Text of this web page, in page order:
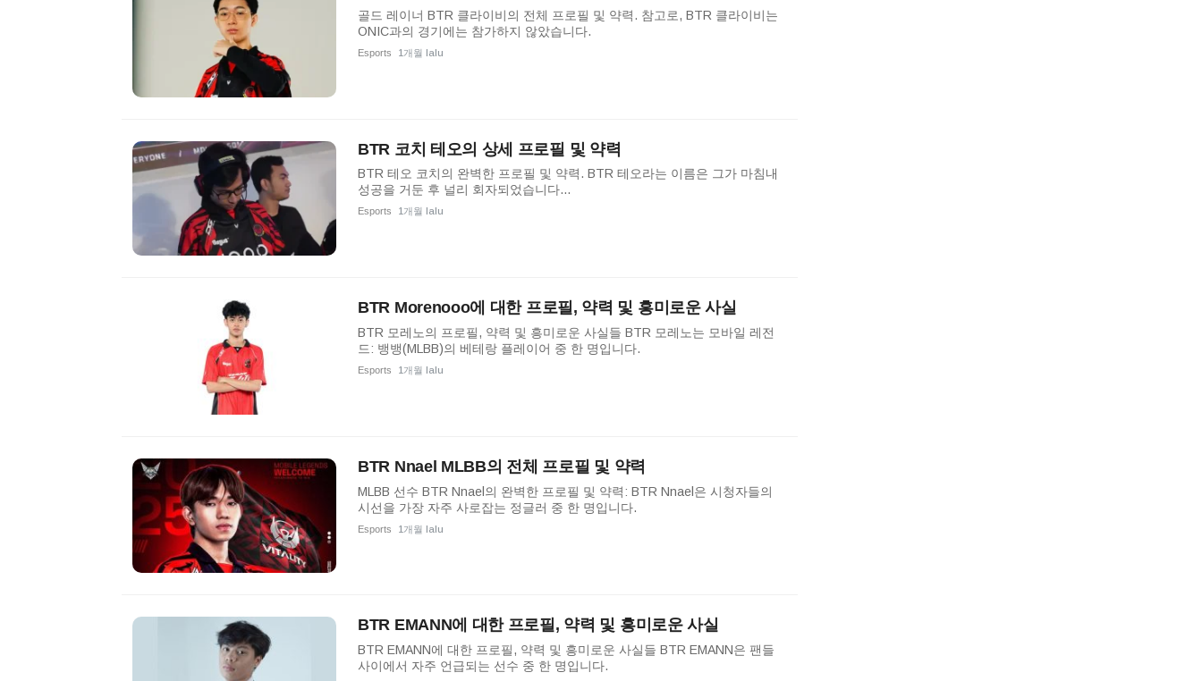
골드 레이너 BTR 클라이비의 전체 프로필 및 약력. 참고로, BTR 클라이비는
ONIC과의 경기에는 참가하지 않았습니다.
Esports 1개월 lalu
BTR 코치 테오의 상세 프로필 및 약력
BTR 테오 코치의 완벽한 프로필 및 약력. BTR 테오라는 이름은 그가 마침내
성공을 거둔 후 널리 회자되었습니다...
Esports 1개월 lalu
BTR Morenooo에 대한 프로필, 약력 및 흥미로운 사실
BTR 모레노의 프로필, 약력 및 흥미로운 사실들 BTR 모레노는 모바일 레전
드: 뱅뱅(MLBB)의 베테랑 플레이어 중 한 명입니다.
Esports 1개월 lalu
BTR Nnael MLBB의 전체 프로필 및 약력
MLBB 선수 BTR Nnael의 완벽한 프로필 및 약력: BTR Nnael은 시청자들의
시선을 가장 자주 사로잡는 정글러 중 한 명입니다.
Esports 1개월 lalu
BTR EMANN에 대한 프로필, 약력 및 흥미로운 사실
BTR EMANN에 대한 프로필, 약력 및 흥미로운 사실들 BTR EMANN은 팬들
사이에서 자주 언급되는 선수 중 한 명입니다.